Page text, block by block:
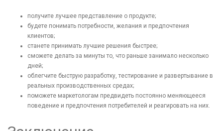
получите лучшее представление о продукте;
будете понимать потребности, желания и предпочтения
клиентов;
станете принимать лучшие решения быстрее;
сможете делать за минуты то, что раньше занимало несколько
дней;
облегчите быструю разработку, тестирование и развертывание в
реальных производственных средах;
поможете маркетологам предвидеть постоянно меняющееся
поведение и предпочтения потребителей и реагировать на них.